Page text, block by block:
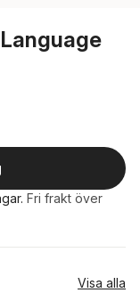
. Fri frakt över
Visa alla